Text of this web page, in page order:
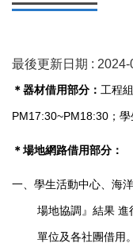
最後更新日期 : 2024-
＊器材借用部分： 工程
PM17:30~PM18:30 ；
＊場地網路借用部分：
一、學生活動中心、海
場地協調』結果 進
單位及各社團借用。